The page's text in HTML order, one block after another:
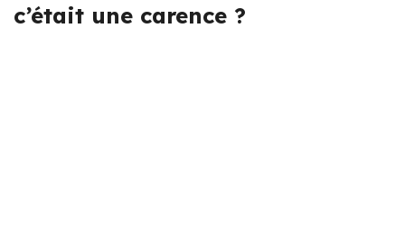
c’était une carence ?